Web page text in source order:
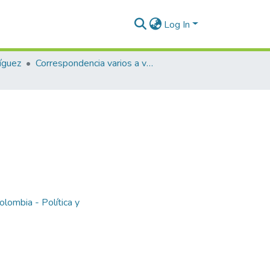
Log In
Correspondencia varios a varios
- Política y